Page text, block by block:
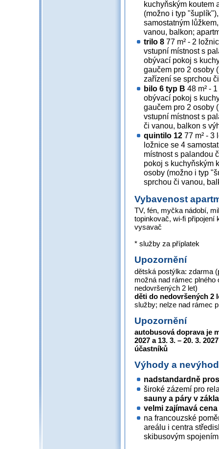
kuchyňským koutem
(možno i typ
samostatným
vanou, balkon;
trilo 8 77 m² - 2
vstupní místnost s
obývací pokoj s
gaučem pro 2 osoby
zařízení se sprchou
bilo 6 typ B 48 m² -
obývací pokoj s
gaučem pro 2 osoby
vstupní místnost s
či vanou, balkon s
quintilo 12 77 m² - 3
ložnice se 4
místnost s palandou
pokoj s kuchyňským
osoby (možno i typ
sprchou či vanou,
Vybavenost
TV, fén, myčka nádobí,
topinkovač, wi-fi připojení
vysavač
* služby za příplatek
Upozornění
dětská postýlka: zdarma
možná nad rámec
nedovršených 2 let)
děti do nedovršených 2
služby; nelze nad rámec
Upozornění
autobusová doprava je
2027 a 13. 3. – 20. 3.
účastníků
Výhody a
nadstandardně
široké zázemí pro
sauny a páry v
velmi zajímavá cena
na francouzské
areálu i centra
skibusovým